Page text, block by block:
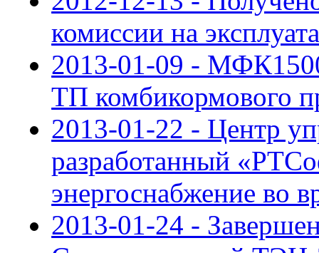
комиссии на
2013-01-09 -
ТП комбикормового
2013-01-22 - Центр
разработанный
энергоснабжение во
2013-01-24 -